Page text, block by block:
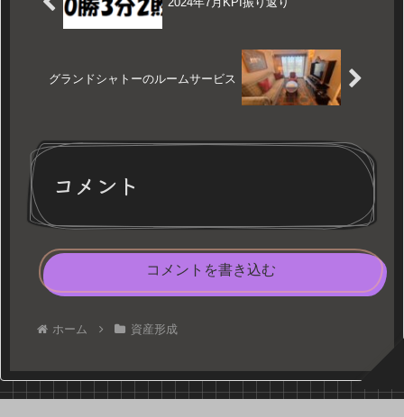
グランドシャトーのルームサービス
コメント
コメントを書き込む
ホーム 資産形成